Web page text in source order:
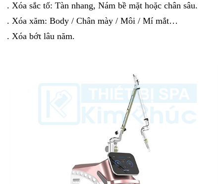
. Xóa sắc tố: Tàn nhang, Nám bề mặt hoặc chân sâu.
. Xóa xăm: Body / Chân mày / Môi / Mí mắt…
. Xóa bớt lâu năm.